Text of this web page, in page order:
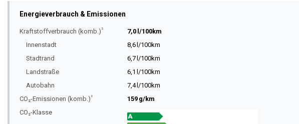
Energieverbrauch & Emissionen
Kraftstoffverbrauch (komb.)²
7,0 l/100km
Innenstadt
8,6 l/100km
Stadtrand
6,7 l/100km
Landstraße
6,1 l/100km
Autobahn
7,4 l/100km
CO₂-Emissionen (komb.)²
159 g/km
CO₂-Klasse